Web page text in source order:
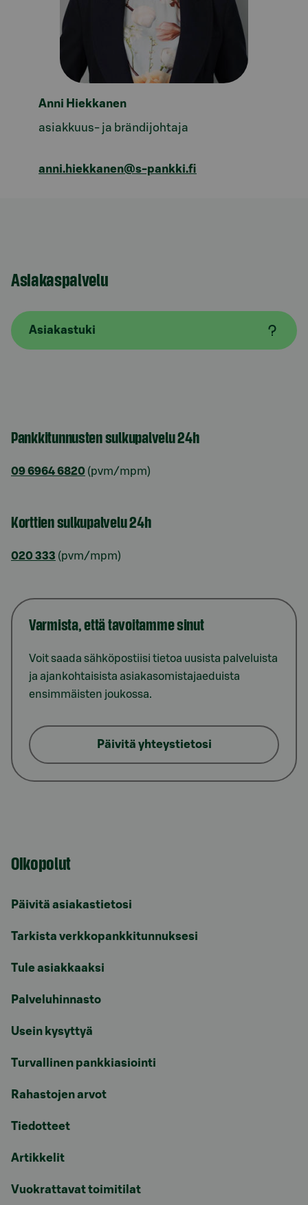
Anni Hiekkanen
asiakkuus- ja brändijohtaja
anni.hiekkanen@s-pankki.fi
Asiakaspalvelu
Asiakastuki
Pankkitunnusten sulkupalvelu 24h
09 6964 6820 (pvm/mpm)
Korttien sulkupalvelu 24h
020 333 (pvm/mpm)
Varmista, että tavoitamme sinut
Voit saada sähköpostiisi tietoa uusista palveluista
ja ajankohtaisista asiakasomistajaeduista
ensimmäisten joukossa.
Päivitä yhteystietosi
Oikopolut
Päivitä asiakastietosi
Tarkista verkkopankkitunnuksesi
Tule asiakkaaksi
Palveluhinnasto
Usein kysyttyä
Turvallinen pankkiasiointi
Rahastojen arvot
Tiedotteet
Artikkelit
Vuokrattavat toimitilat